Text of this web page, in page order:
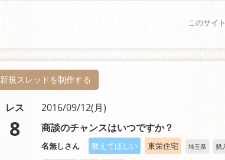
このサイ
新規スレッドを制作する
レス
8
2016/09/12(月)
商談のチャンスはいつですか？
名無しさん 教えてほしい 東栄住宅 埼玉県 購